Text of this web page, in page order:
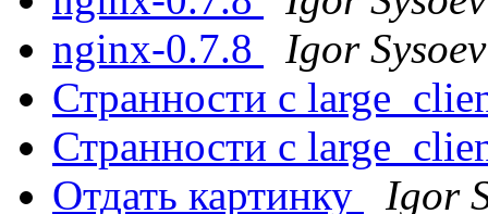
nginx-0.7.8
Igor Sysoev
Странности с
Странности с
Отдать картинку
Igor